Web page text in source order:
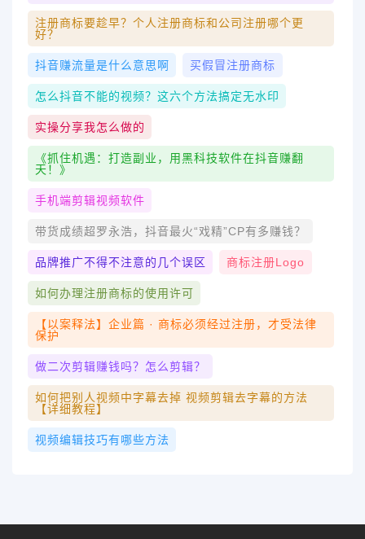
注册商标要趁早？个人注册商标和公司注册哪个更
好？
抖音赚流量是什么意思啊 买假冒注册商标
怎么抖音不能的视频？这六个方法搞定无水印
实操分享我怎么做的
《抓住机遇：打造副业，用黑科技软件在抖音赚翻
天！》
手机端剪辑视频软件
带货成绩超罗永浩，抖音最火“戏精”CP有多赚钱？
品牌推广不得不注意的几个误区 商标注册logo
如何办理注册商标的使用许可
【以案释法】企业篇 · 商标必须经过注册，才受法律
保护
做二次剪辑赚钱吗？怎么剪辑？
如何把别人视频中字幕去掉 视频剪辑去字幕的方法
【详细教程】
视频编辑技巧有哪些方法